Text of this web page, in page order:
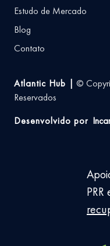
Estudo de Mercado
Blog
Contato
Atlantic Hub |
©
Reservados
Desenvolvido por